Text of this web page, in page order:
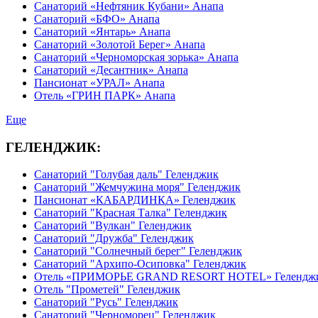
Санаторий «Нефтяник Кубани» Анапа
Санаторий «БФО» Анапа
Санаторий «Янтарь» Анапа
Санаторий «Золотой Берег» Анапа
Санаторий «Черноморская зорька» Анапа
Санаторий «Десантник» Анапа
Пансионат «УРАЛ» Анапа
Отель «ГРИН ПАРК» Анапа
Еще
ГЕЛЕНДЖИК:
Санаторий "Голубая даль" Геленджик
Санаторий "Жемчужина моря" Геленджик
Пансионат «КАБАРДИНКА» Геленджик
Санаторий "Красная Талка" Геленджик
Санаторий "Вулкан" Геленджик
Санаторий "Дружба" Геленджик
Санаторий "Солнечный берег" Геленджик
Санаторий "Архипо-Осиповка" Геленджик
Отель «ПРИМОРЬЕ GRAND RESORT HOTEL»
Отель "Прометей" Геленджик
Санаторий "Русь" Геленджик
Санаторий "Черноморец" Геленджик